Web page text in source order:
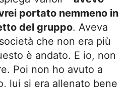
portato nemmeno in
del gruppo. Aveva
che non era più
è andato. E io, non
Poi non ho avuto a
lui si era allenato bene